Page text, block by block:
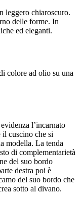
leggero chiaroscuro.
delle forme. In
ed eleganti.
colore ad olio su una
l’incarnato
cuscino che si
modella. La tenda
di complementarietà
del suo bordo
destra poi è
del suo bordo che
sotto al divano.